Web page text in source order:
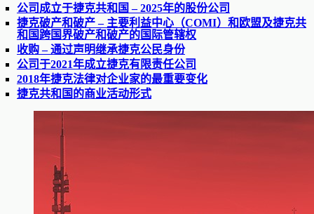
公司成立于捷克共和国 – 2025年的股份公司
捷克破产和破产 – 主要利益中心（COMI）和欧盟及捷克共
和国跨国界破产和破产的国际管辖权
收购 – 通过声明继承捷克公民身份
公司于2021年成立捷克有限责任公司
2018年捷克法律对企业家的最重要变化
捷克共和国的商业活动形式